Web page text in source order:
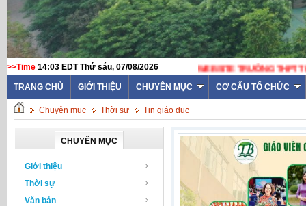
>>Time 14:03 EDT Thứ sáu, 07/08/2026
TRANG CHỦ GIỚI THIỆU CHUYÊN MỤC CƠ CẤU TỔ CHỨC
Chuyên mục Thời sự Tin giáo dục
CHUYÊN MỤC
Giới thiệu
Thời sự
Văn bản